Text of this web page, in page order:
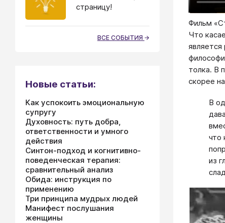
Фильм
Что
толка. В
скорее
В
что
из
страницу!
ВСЕ СОБЫТИЯ
Новые статьи:
Как успокоить эмоциональную
супругу
Духовность: путь добра,
ответственности и умного
действия
Синтон-подход и когнитивно-
поведенческая терапия:
сравнительный анализ
Обида: инструкция по
применению
Три принципа мудрых людей
Манифест послушания
женщины